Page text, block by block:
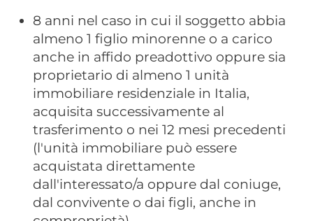
8 anni nel caso in cui il soggetto abbia
almeno 1 figlio minorenne o a carico
anche in affido preadottivo oppure sia
proprietario di almeno 1 unità
immobiliare residenziale in Italia,
acquisita successivamente al
trasferimento o nei 12 mesi precedenti
(l'unità immobiliare può essere
acquistata direttamente
dall'interessato/a oppure dal coniuge,
dal convivente o dai figli, anche in